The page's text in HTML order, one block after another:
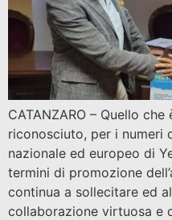
CATANZARO – Quello
riconosciuto, per i numeri
nazionale ed europeo di
termini di promozione
continua a sollecitare ed
collaborazione virtuosa e